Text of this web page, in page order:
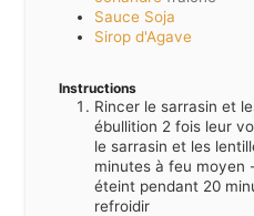
Sauce Soja
Sirop d'Agave
Instructions
Rincer le sarrasin et
ébullition 2 fois leur
le sarrasin et les
minutes à feu moyen
éteint pendant 20
refroidir